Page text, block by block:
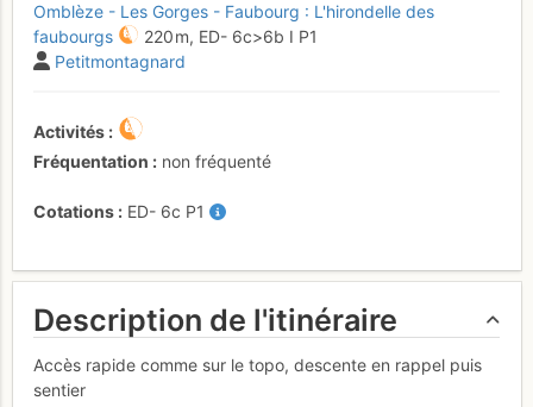
Omblèze - Les Gorges - Faubourg : L'hirondelle des
faubourgs
220 m, ED- 6c>6b I P1
Petitmontagnard
Activités
Fréquentation
non fréquenté
Cotations ED- 6c P1
Description de l'itinéraire
Accès rapide comme sur le topo, descente en rappel puis
sentier